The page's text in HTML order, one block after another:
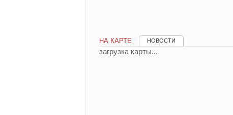
НА КАРТЕ НОВОСТИ
загрузка карты...